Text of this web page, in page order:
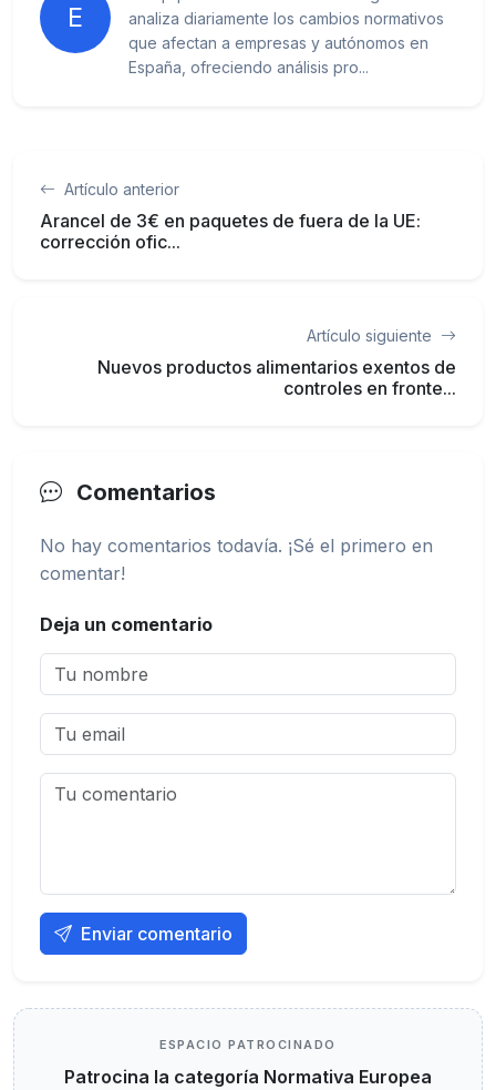
E
analiza diariamente los cambios normativos
que afectan a empresas y autónomos en
España, ofreciendo análisis pro...
Artículo anterior
Arancel de 3€ en paquetes de fuera de la UE:
corrección ofic...
Artículo siguiente
Nuevos productos alimentarios exentos de
controles en fronte...
Comentarios
No hay comentarios todavía. ¡Sé el primero en
comentar!
Deja un comentario
Enviar comentario
ESPACIO PATROCINADO
Patrocina la categoría Normativa Europea